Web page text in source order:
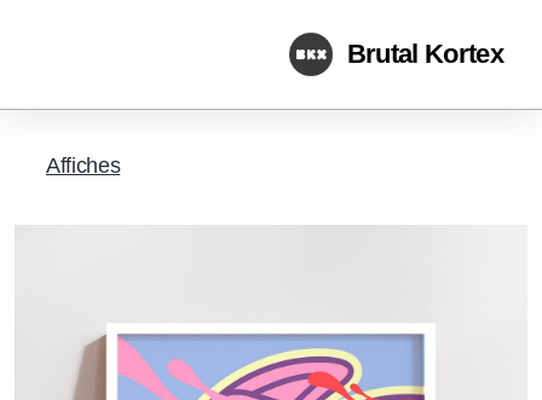
Brutal Kortex
Affiches